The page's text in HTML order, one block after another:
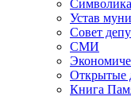
Символика
Устав
Совет
СМИ
Открытые
Книга